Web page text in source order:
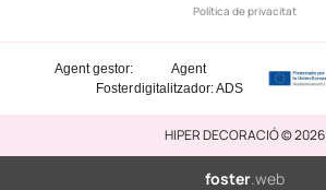
Política de privacitat
Agent
digitalitzador: ADS
Agent gestor:
Foster
HIPER DECORACIÓ © 2026
foster.web